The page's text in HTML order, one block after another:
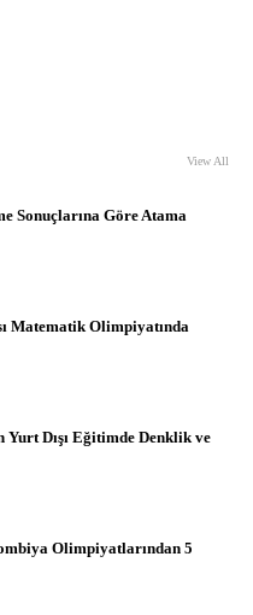
View All
Sonuçlarına Göre Atama
Matematik Olimpiyatında
Yurt Dışı Eğitimde Denklik ve
Olimpiyatlarından 5